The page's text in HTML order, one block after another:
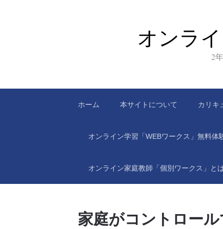
オンラ
2
ホーム 本サイトについて カリキ
オンライン学習「WEBワークス」無料体
オンライン家庭教師「個別ワークス」と
家庭がコントロー